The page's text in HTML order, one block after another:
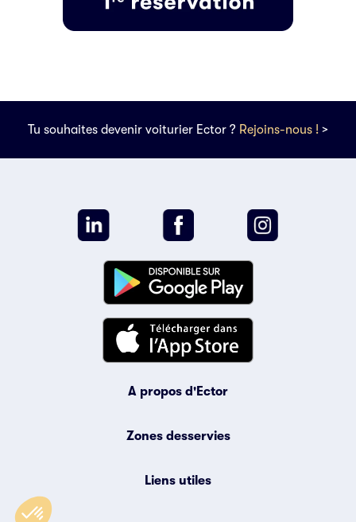
date retour correspond bien à la date d'atterrissage,
certains vols atterrissent à J+1 du décollage.
Tu souhaites devenir voiturier Ector ? Rejoins-nous ! >
A propos d'Ector
Zones desservies
Liens utiles